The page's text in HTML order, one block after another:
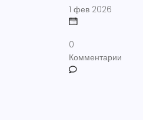
1 фев 2026
0
Комментарии